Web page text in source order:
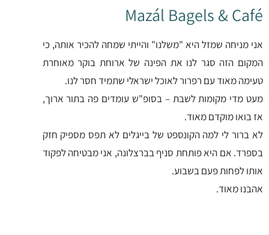
Mazál Bagels & Café
אני מניחה שמזל היא "משלנו" והייתי שמחה להכיר אותה, כי
המקום הזה סגר לנו את הפינה של ארוחת בוקר מאוחרת
טעימה מאוד עם רפרור לאוכל ישראלי שתמיד חסר לנו.
מעט מדי מקומות לשבת – בסופ"ש עומדים פה בתור ארוך,
אז בואו מוקדם מאוד.
לא ברור לי למה הקונספט של בייגלים לא תפס מספיק חזק
בספרד. אם היא פותחת סניף בברצלונה, אני מבטיחה לפקוד
אותו לפחות פעם בשבוע.
אהבנו מאוד.